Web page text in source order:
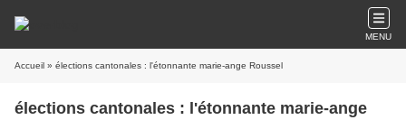
MENU
Accueil » élections cantonales : l'étonnante marie-ange Roussel
élections cantonales : l'étonnante marie-ange